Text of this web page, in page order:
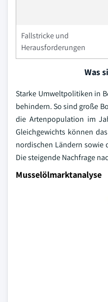
Fallstricke und
Herausforderungen
Was
Starke Umweltpolitiken in
behindern. So sind große
die Artenpopulation im
Gleichgewichts können
nordischen Ländern sowie
Die steigende Nachfrage
Musselölmarktanalyse